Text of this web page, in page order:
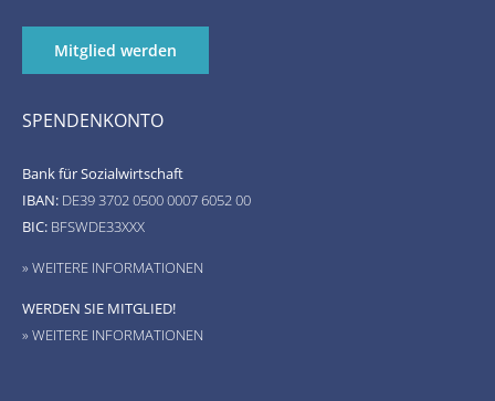
Mitglied werden
SPENDENKONTO
Bank für Sozialwirtschaft
IBAN:DE39 3702 0500 0007 6052 00
BIC: BFSWDE33XXX
» WEITERE INFORMATIONEN
WERDEN SIE MITGLIED!
» WEITERE INFORMATIONEN